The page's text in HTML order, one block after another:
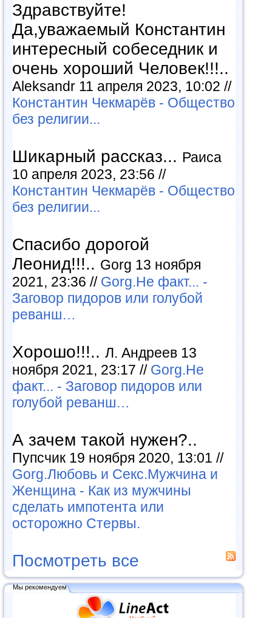
Здравствуйте!
Да,уважаемый Константин
интересный собеседник и
очень хороший Человек!!!..
Aleksandr 11 апреля 2023, 10:02 //
Константин Чекмарёв - Общество
без религии...
Шикарный рассказ... Раиса
10 апреля 2023, 23:56 //
Константин Чекмарёв - Общество
без религии...
Спасибо дорогой
Леонид!!!.. Gorg 13 ноября
2021, 23:36 // Gorg.Не факт... -
Заговор пидоров или голубой
реванш…
Хорошо!!!.. Л. Андреев 13
ноября 2021, 23:17 // Gorg.Не
факт... - Заговор пидоров или
голубой реванш…
А зачем такой нужен?..
Пупсчик 19 ноября 2020, 13:01 //
Gorg.Любовь и Секс.Мужчина и
Женщина - Как из мужчины
сделать импотента или
осторожно Стервы.
Посмотреть все
Мы рекомендуем